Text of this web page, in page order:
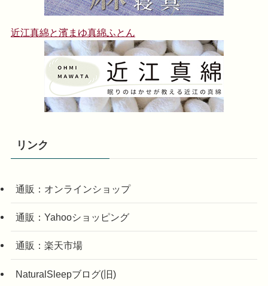
近江真綿と濱まゆ真綿ふとん
リンク
通販：オンラインショップ
通販：Yahooショッピング
通販：楽天市場
NaturalSleepブログ(旧)